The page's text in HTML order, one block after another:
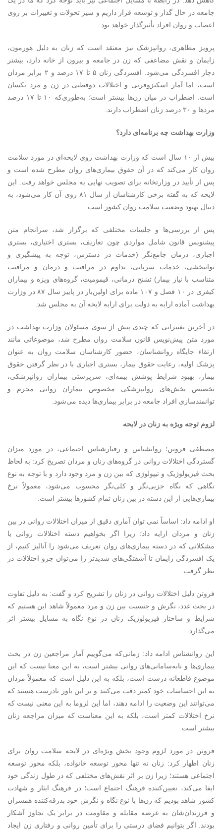
جامعه در حال گذار و توسعه قرار داریم و سیر تحولات و تغییرات بر روی
اعصاب و روان افراد تأثیرگذار خواهد بود.
پرویز مظاهری، روانپزشک نیز معتقد است که زنان به دلیل هورمون،
زایمان و نقش مضاعفی که زن در جامعه و بیرون از خانه دارد، بیشتر
دچار افسردگی می‌شود. افسردگی زنان ۵ تا ۱۷ درصد و ۲ برابر مردان
است، اما آمار اسکیزوفرنی و اختلالات دوقطبی در زن و مرد یکسان
است. اضطراب در میان زن‌ها بیشتر است؛ به‌طوری‌که ۱۰ تا ۱۷ درصد
مردها و ۳۰ درصد زنان اضطراب دارند.
وزارت بهداشت چه برنامه‌ای دارد؟
بیش از ۱۰ سال است که وزارت بهداشت روی لایحه‌ای در مورد سلامت
روان کار می‌کند که در آن حقوق بیماری‌های روان مطرح شده است و
پس از تأیید در وزارتخانه برای تصویب نهایی به مجلس خواهد رفت. این
لایحه که به گفته برخی کارشناسان از سال ۸۱ روی آن کار می‌شود، به
دنبال بهبود وضعیت سلامت روان کشور است.
پس از بررسی‌ها و جلسات مختلفی که برگزار شد، سرانجام متن
پیشنویس قانون شامل مواردی چون تعاریف، بستری اختیاری، بستری
اجباری، درمان جامع‌‌نگر (خدمات در دسترس، توجه به پیشگیری و
توانبخشی، خدمات سرپایی، تداوم در مراقبت و درمان و مراقبت
متناسب با نیاز بیمار) تشنج درمانی، قیمومیت، گروه‌های ویژه و بیماران
کیفری در ۱۰ فصل و ۱۰۷ ماده برای اولین‌بار در پاییز سال ۸۷ در وزارت
بهداشت آماده ارایه به دولت برای ارایه لایحه آن به مجلس شد.
در آخرین تغییراتی که چندی پیش از سوی مسئولان وزارت بهداشت در
مورد متن پیش‌نویس قانون سلامت روان مطرح شد، موضوعاتی مانند
ارتقاء جایگاه روانشناسان، حضور کارشناسان سلامت روان به عنوان
پزشک اولیه، رعایت حقوق بیمار، بستری اجباری با در نظر گرفتن حقوق
بیمار، بهبود شرایط پوشش بیمه‌ای، سرپرستی بیماران روانپزشکی،
تخصیص بخش‌های روانپزشکی مخصوص بیماران روانی مجرم و
توانمندسازی افراد جامعه در برابر بیماری‌ها دیده می‌شود.
لزوم توجه ویژه به زنان در لایحه
مصطفی فروتن؛ روانشناس و رفتارشناس اجتماعی، در مورد میزان
گستردگی اختلالات روانی در گروه‌های زنان و مردان تصریح کرد: به لحاظ
بحث فیزیولوژیک و تیپولوژی که بین زن و مرد وجود دارد و با توجه به نوع
نگاهی که نگاه جزیی‌نگر و کلی‌نگر محسوب می‌شود، معمولاً نرخ
بیماری‌هایی از این دسته در بین زنان تمام کشورها بیشتر است.
او ادامه داد: اساساً نمی توان آماری دقیق از میزان اختلالات روانی در بین
زنان و مردان ارایه داد؛ زیرا اگر بخواهیم دسته اختلالات روانی یا
مشکلاتی که در دسته بیماری‌های روان تعریف می‌شود را آنالیز کنیم، از
یک افسردگی زایمان تا آشفتگی‌های شدیدتر را می‌توان جزو اختلالات در
نظر گرفت.
فروتن دلیل اختلالات روانی در زنان را تشریح کرد و گفت: به دلیل تفاوت
در بحث غدد، نگرش و جنسیت بین زن و مرد معمولاً شاهد این هستیم که
شرایط و ساختار فیزیولوژیک زنان در نوع نگاه به مسایل بیشتر اثر
می‌گذارد.
این روانشناس ادامه داد: زمانی‌که می‌گوییم آمار مراجعین زن در بحث
بیماری‌ها و نابه‌سامانی‌های روانی بیشتر است، به این معنا نیست که این
موضوع قاطعانه درست است، بلکه به این دلیل است که معمولاً مردان
به این احساسات خود کمتر دقت می‌کنند و بر این باور نادرست هستند که
می‌توانند این وضعیت را ادامه دهند، اما این لزوما به این معنی نیست که
نرخ اختلالات کمتر است، بلکه به این معناست که میزان مراجعه زنان
بیشتر است.
فروتن در مورد لزوم وجود بخش ویژه‌ای در لایحه سلامت روان برای
زنان اظهار کرد: زنان نه تنها محور توسعه خانواده، بلکه محور توسعه
اجتماعی هستند؛ زیرا زن بر اثر نقش‌های مختلفی که در طول زندگی خود
ایفا می‌کند، تعیین‌کننده فرهنگ اجتماع است؛ در فرهنگ ایثار و شهادت
کشور شاهد بودیم که زن‌ها با نوع نگاه و نگرش خود بدرقه‌کننده همسران
و فرزندان‌شان به عرصه مقابله و مقاومت در برابر یک تجاوز آشکار
بودند. اگر بتوانیم فضای درستی را برای تأمین روانی و رفتاری زن ایجاد